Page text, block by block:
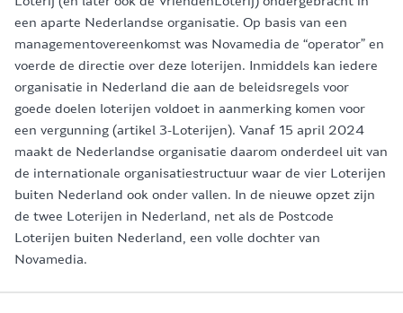
een aparte Nederlandse organisatie. Op basis van een
managementovereenkomst was Novamedia de “operator” en
voerde de directie over deze loterijen. Inmiddels kan iedere
organisatie in Nederland die aan de beleidsregels voor
goede doelen loterijen voldoet in aanmerking komen voor
een vergunning (artikel 3-Loterijen). Vanaf 15 april 2024
maakt de Nederlandse organisatie daarom onderdeel uit van
de internationale organisatiestructuur waar de vier Loterijen
buiten Nederland ook onder vallen. In de nieuwe opzet zijn
de twee Loterijen in Nederland, net als de Postcode
Loterijen buiten Nederland, een volle dochter van
Novamedia.